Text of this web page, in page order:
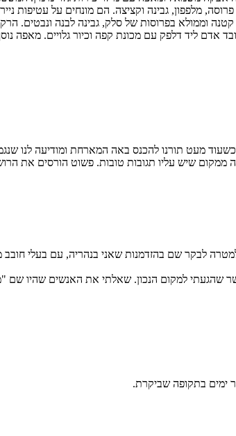
המאפים וכשעוד מעט תורנו להכנס באה המארחת ומודיעה
לבקר שם בהזדמנות שאני בנהריה, עם בעלי חובב
שהגעתי למקום הנכון. שאלתי את האנשים שהיו שם
ימים בתקופה שביקרת.